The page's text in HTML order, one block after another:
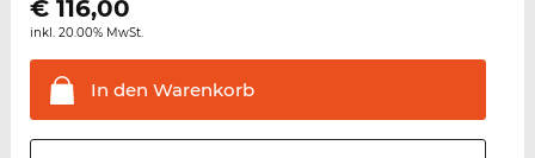
€ 116,00
inkl. 20.00% MwSt.
In den Warenkorb